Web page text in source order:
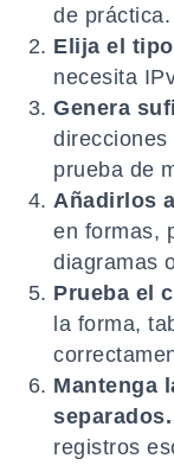
de práctica.
Elija el
necesita
Genera
direcciones
prueba de
Añadirlos
en formas,
diagramas
Prueba el
la forma,
Mantenga
separados.
registros